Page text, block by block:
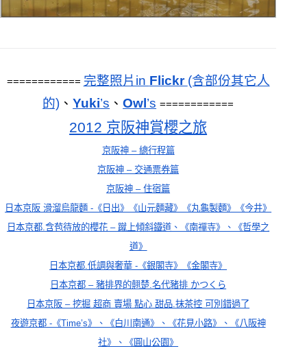
============ 完整照片in Flickr (含部份其它人
的) 、Yuki’s 、Owl ’s ============
2012 京阪神賞櫻之旅
京阪神 – 總行程篇
京阪神 – 交通票券篇
京阪神 – 住宿篇
日本京阪 滑溜烏龍麵 -《日出》《山元麵藏》《丸龜製麵》《今井》
日本京都.含苞待放的櫻花 – 蹴上傾斜鐵道、《南禪寺》、《哲學之
道》
日本京都.低調與奢華 -《銀閣寺》《金閣寺》
日本京都 – 豬排界的翹楚.名代豬排 かつくら
日本京阪 – 挖掘 超商 賣場 點心 甜品.抹茶控 可別錯過了
夜遊京都 -《Time’s》、《白川南通》、《花見小路》、《八阪神
社》、《圓山公園》